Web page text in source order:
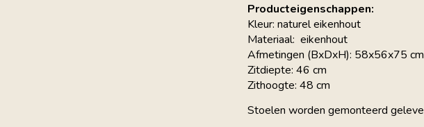
Producteigenschappen:
Kleur: naturel eikenhout
Materiaal: eikenhout
Afmetingen (BxDxH): 58x56x75 cm
Zitdiepte: 46 cm
Zithoogte: 48 cm
Stoelen worden gemonteerd